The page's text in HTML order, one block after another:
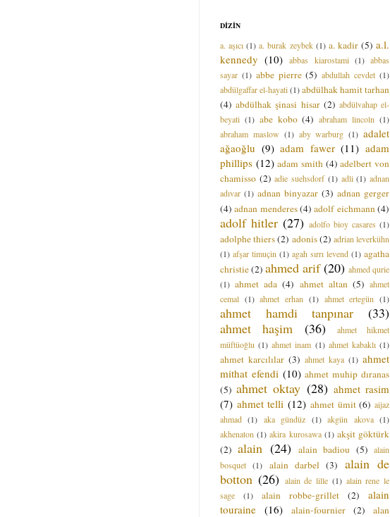
DİZİN
a. aşıcı (1) a. burak zeybek (1) a. kadir (5) a.l.
kennedy (10) abbas kiarostami (1) abbas
sayar (1) abbe pierre (5) abdullah cevdet (1)
abdülgaffar el-hayati(1)abdülhak hamit tarhan
(4) abdülhak şinasi hisar (2) abdülvahap el-
beyati (1) abe kobo (4) abraham lincoln (1)
abraham maslow (1) aby warburg (1) adalet
ağaoğlu (9) adam fawer (11) adam
phillips (12) adam smith (4) adelbert von
chamisso (2) adie suehsdorf (1) adli (1) adnan
adıvar (1) adnan binyazar (3) adnan gerger
(4) adnan menderes(4) adolf eichmann (4)
adolf hitler (27) adolfo bioy casares (1)
adolphe thiers(2) adonis(2) adrian leverkühn
(1) afşar timuçin (1) agah sırrı levend (1) agatha
christie(2) ahmed arif (20) ahmed qurie
(1) ahmet ada (4) ahmet altan (5) ahmet
cemal (1) ahmet erhan (1) ahmet ertegün (1)
ahmet hamdi tanpınar
(33)
ahmet haşim
(36)
ahmet hikmet
müftüoğlu (1) ahmet inam (1) ahmet kabaklı (1)
ahmet karcılılar (3) ahmet kaya (1) ahmet
mithat efendi (10) ahmet muhip dıranas
(5) ahmet oktay (28) ahmet rasim
(7) ahmet telli (12) ahmet ümit (6) aijaz
ahmad (1) aka gündüz (1) akgün akova (1)
akhenaton (1) akira kurosawa (1) akşit göktürk
(2) alain (24) alain badiou (5) alain
bosquet (1) alain darbel (3)
alain de
botton (26) alain de lille (1) alain rene le
sage
(1) alain robbe-grillet (2)
alain
touraine (16) alain-fournier (2)
alan